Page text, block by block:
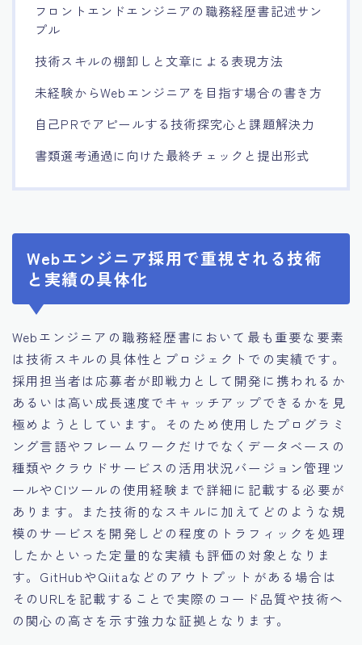
フロントエンドエンジニアの職務経歴書記述サン
プル
技術スキルの棚卸しと文章による表現方法
未経験からWebエンジニアを目指す場合の書き方
自己PRでアピールする技術探究心と課題解決力
書類選考通過に向けた最終チェックと提出形式
Webエンジニア採用で重視される技術
と実績の具体化
Webエンジニアの職務経歴書において最も重要な要素
は技術スキルの具体性とプロジェクトでの実績です。
採用担当者は応募者が即戦力として開発に携われるか
あるいは高い成長速度でキャッチアップできるかを見
極めようとしています。そのため使用したプログラミ
ング言語やフレームワークだけでなくデータベースの
種類やクラウドサービスの活用状況バージョン管理ツ
ールやCIツールの使用経験まで詳細に記載する必要が
あります。また技術的なスキルに加えてどのような規
模のサービスを開発しどの程度のトラフィックを処理
したかといった定量的な実績も評価の対象となりま
す。GitHubやQiitaなどのアウトプットがある場合は
そのURLを記載することで実際のコード品質や技術へ
の関心の高さを示す強力な証拠となります。